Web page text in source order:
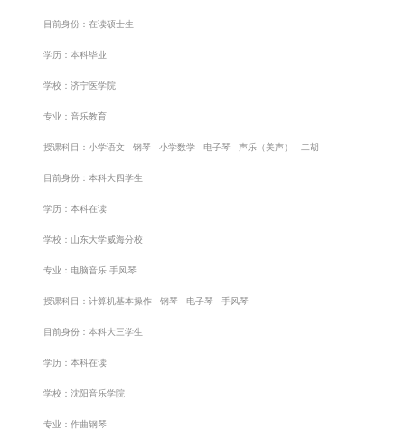
目前身份：在读硕士生
学历：本科毕业
学校：济宁医学院
专业：音乐教育
授课科目：小学语文 钢琴 小学数学 电子琴 声乐（美声） 二胡
目前身份：本科大四学生
学历：本科在读
学校：山东大学威海分校
专业：电脑音乐 手风琴
授课科目：计算机基本操作 钢琴 电子琴 手风琴
目前身份：本科大三学生
学历：本科在读
学校：沈阳音乐学院
专业：作曲钢琴